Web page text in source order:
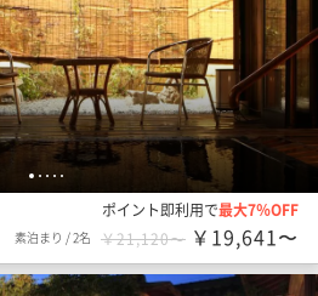
1 2 3 4 5
ポイント即利用で最大7％OFF
素泊まり /2名 ￥21,120〜 ￥19,641〜